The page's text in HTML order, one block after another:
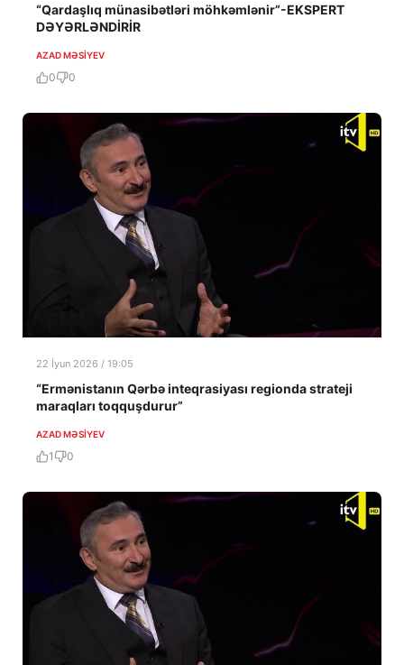
“Qardaşlıq münasibətləri möhkəmlənir”-EKSPERT
DƏYƏRLƏNDİRİR
AZAD MƏSIYEV
0 0
22 İyun 2026 / 19:05
“Ermənistanın Qərbə inteqrasiyası regionda strateji
maraqları toqquşdurur”
AZAD MƏSIYEV
1 0